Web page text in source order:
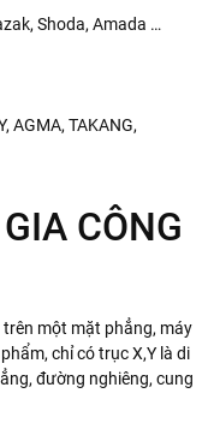
Shoda, Amada …
AGMA, TAKANG,
CÔNG
một mặt phẳng, máy
chỉ có trục X,Y là di
đường nghiêng, cung